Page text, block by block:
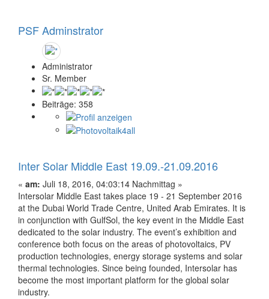
PSF Adminstrator
Administrator
Sr. Member
Beiträge: 358
Inter Solar Middle East 19.09.-21.09.2016
« am: Juli 18, 2016, 04:03:14 Nachmittag »
Intersolar Middle East takes place 19 - 21 September 2016
at the Dubai World Trade Centre, United Arab Emirates. It is
in conjunction with GulfSol, the key event in the Middle East
dedicated to the solar industry. The event’s exhibition and
conference both focus on the areas of photovoltaics, PV
production technologies, energy storage systems and solar
thermal technologies. Since being founded, Intersolar has
become the most important platform for the global solar
industry.